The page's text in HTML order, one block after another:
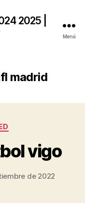
2025 |
Menú
madrid
vigo
de 2022